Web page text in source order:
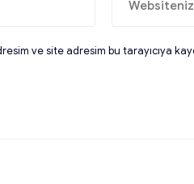
ve site adresim bu tarayıcıya